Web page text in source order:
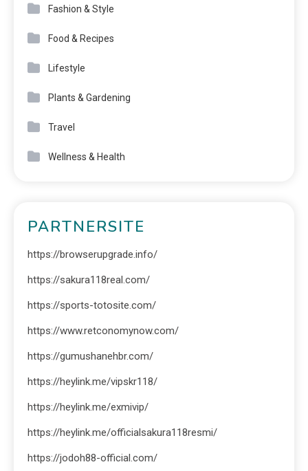
Fashion & Style
Food & Recipes
Lifestyle
Plants & Gardening
Travel
Wellness & Health
PARTNERSITE
https://browserupgrade.info/
https://sakura118real.com/
https://sports-totosite.com/
https://www.retconomynow.com/
https://gumushanehbr.com/
https://heylink.me/vipskr118/
https://heylink.me/exmivip/
https://heylink.me/officialsakura118resmi/
https://jodoh88-official.com/